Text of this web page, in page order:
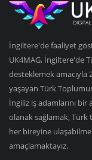
İngiltere'de faaliyet
UK4MAG, İngiltere'de
desteklemek amacıyla
yaşayan Türk
İngiliz iş adamlarını
olanak sağlamak,
her bireyine
amaçlamaktayız.